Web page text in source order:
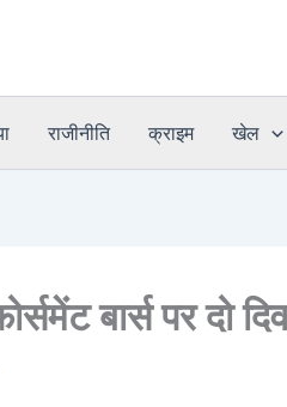
राजीनीति क्राइम खेल
बार्स पर दो